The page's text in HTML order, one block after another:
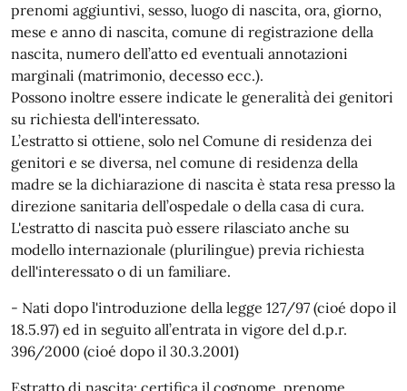
prenomi aggiuntivi, sesso, luogo di nascita, ora, giorno,
mese e anno di nascita, comune di registrazione della
nascita, numero dell’atto ed eventuali annotazioni
marginali (matrimonio, decesso ecc.).
Possono inoltre essere indicate le generalità dei genitori
su richiesta dell'interessato.
L’estratto si ottiene, solo nel Comune di residenza dei
genitori e se diversa, nel comune di residenza della
madre se la dichiarazione di nascita è stata resa presso la
direzione sanitaria dell’ospedale o della casa di cura.
L'estratto di nascita può essere rilasciato anche su
modello internazionale (plurilingue) previa richiesta
dell'interessato o di un familiare.
- Nati dopo l'introduzione della legge 127/97 (cioé dopo il
18.5.97) ed in seguito all’entrata in vigore del d.p.r.
396/2000 (cioé dopo il 30.3.2001)
Estratto di nascita: certifica il cognome, prenome,